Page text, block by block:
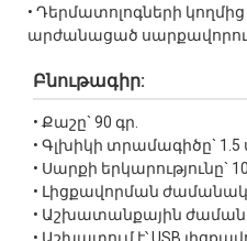
• Դերմատոլոգների
արժանացած
Բնութագիր:
• Քաշը` 90 գր.
• Գլխիկի տրամագիծը` 1.5
• Սարքի երկարությունը`
• Լիցքավորման
• Աշխատանքային